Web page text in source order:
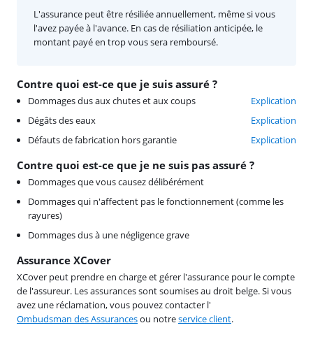
Contre quoi est-ce que je suis assuré ?
Dommages dus aux chutes et aux coups
Explication
Dégâts des eaux
Explication
Défauts de fabrication hors garantie
Explication
Contre quoi est-ce que je ne suis pas assuré ?
Dommages que vous causez délibérément
Dommages qui n'affectent pas le fonctionnement (comme les
rayures)
Dommages dus à une négligence grave
Assurance XCover
XCover peut prendre en charge et gérer l'assurance pour le compte
de l'assureur. Les assurances sont soumises au droit belge. Si vous
avez une réclamation, vous pouvez contacter l'
Ombudsman des Assurancesou notreservice client.
L'assurance peut être résiliée annuellement, même si vous
l'avez payée à l'avance. En cas de résiliation anticipée, le
montant payé en trop vous sera remboursé.